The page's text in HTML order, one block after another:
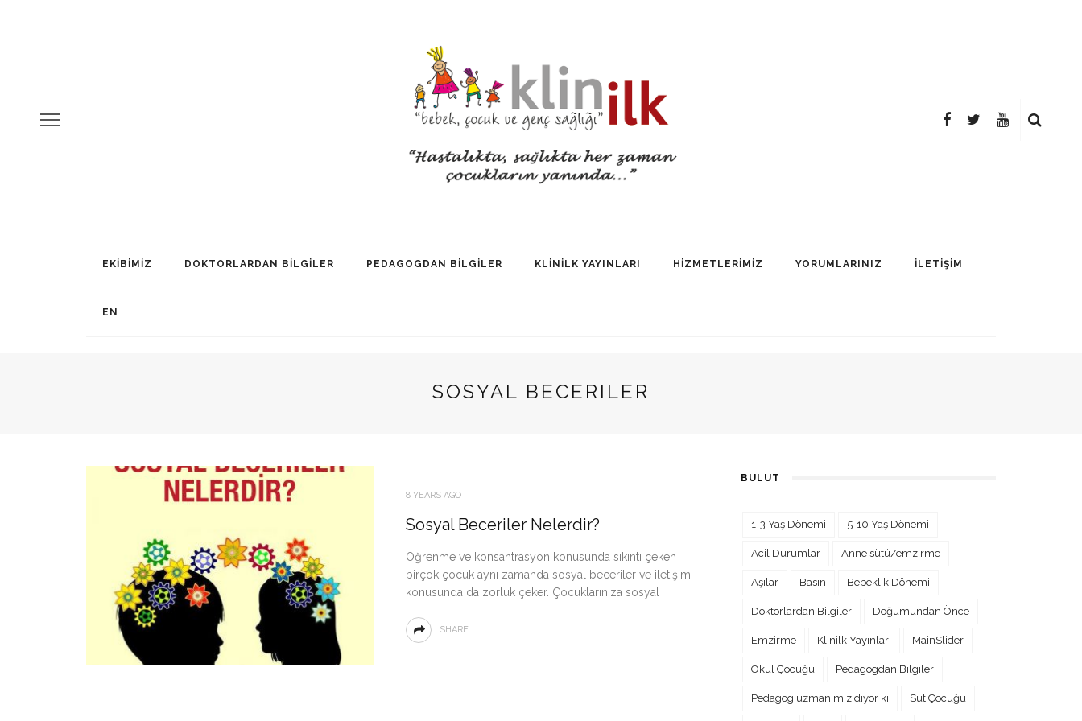
EKİBİMİZ DOKTORLARDAN BİLGİLER PEDAGOGDAN BİLGİLER KLİNİLK YAYINLARI HİZMETLERİMİZ YORUMLARINIZ İLETİŞİM
EN
SOSYAL BECERILER
8 YEARS AGO
Sosyal Beceriler Nelerdir?
Öğrenme ve konsantrasyon konusunda sıkıntı çeken
birçok çocuk aynı zamanda sosyal beceriler ve iletişim
konusunda da zorluk çeker. Çocuklarınıza sosyal
SHARE
BULUT
1-3 Yaş Dönemi 5-10 Yaş Dönemi
Acil Durumlar Anne sütü/emzirme
Aşılar Basın Bebeklik Dönemi
Doktorlardan Bilgiler Doğumundan Önce
Emzirme Klinilk Yayınları MainSlider
Okul Çocuğu Pedagogdan Bilgiler
Pedagog uzmanımız diyor ki Süt Çocuğu